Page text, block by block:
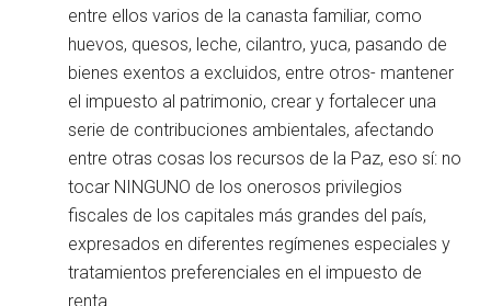
entre ellos varios de la canasta familiar, como
huevos, quesos, leche, cilantro, yuca, pasando de
bienes exentos a excluidos, entre otros- mantener
el impuesto al patrimonio, crear y fortalecer una
serie de contribuciones ambientales, afectando
entre otras cosas los recursos de la Paz, eso sí: no
tocar NINGUNO de los onerosos privilegios
fiscales de los capitales más grandes del país,
expresados en diferentes regímenes especiales y
tratamientos preferenciales en el impuesto de
renta.